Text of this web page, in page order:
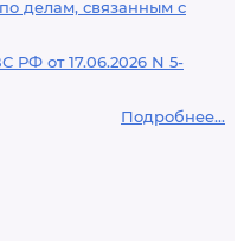
делам, связанным с
РФ от 17.06.2026 N 5-
Подробнее...